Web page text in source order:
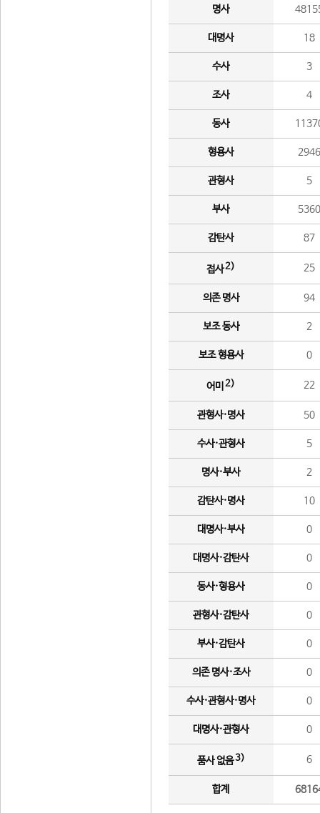
명사
대명사 18
수사 3
조사 4
동사
형용사 2946
관형사 5
부사 5360
감탄사 87
접사2) 25
의존 명사 94
보조 동사 2
보조 형용사 0
어미 2) 22
관형사·명사 50
수사·관형사 5
명사·부사 2
감탄사·명사 10
대명사·부사 0
대명사·감탄사 0
동사·형용사 0
관형사·감탄사 0
부사·감탄사 0
의존 명사·조사 0
수사·관형사·명사 0
대명사·관형사 0
품사 없음3) 6
합계